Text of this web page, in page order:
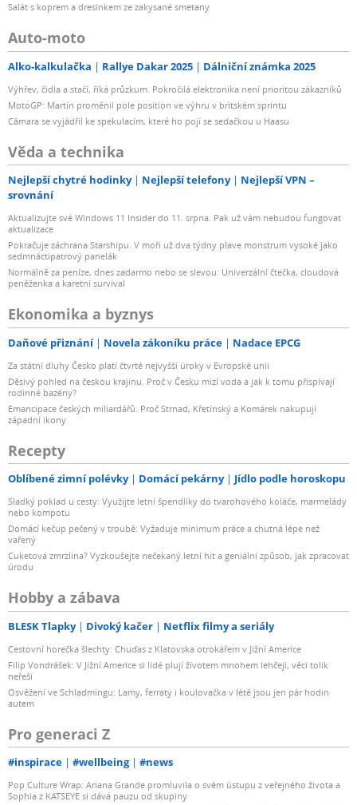
Salát s koprem a dresinkem ze zakysané smetany
Auto-moto
Alko-kalkulačka Rallye Dakar 2025 Dálniční známka 2025
Výhřev, čidla a stačí, říká průzkum. Pokročilá elektronika není prioritou zákazníků
MotoGP: Martin proměnil pole position ve výhru v britském sprintu
Câmara se vyjádřil ke spekulacím, které ho pojí se sedačkou u Haasu
Věda a technika
Nejlepší chytré hodinky Nejlepší telefony
Nejlepší VPN –
srovnání
Aktualizujte své Windows 11 Insider do 11. srpna. Pak už vám nebudou fungovat
aktualizace
Pokračuje záchrana Starshipu. V moři už dva týdny plave monstrum vysoké jako
sedmnáctipatrový panelák
Normálně za peníze, dnes zadarmo nebo se slevou: Univerzální čtečka, cloudová
peněženka a karetní survival
Ekonomika a byznys
Daňové přiznání Novela zákoníku práce Nadace EPCG
Za státní dluhy Česko platí čtvrté nejvyšší úroky v Evropské unii
Děsivý pohled na českou krajinu. Proč v Česku mizí voda a jak k tomu přispívají
rodinné bazény?
Emancipace českých miliardářů. Proč Strnad, Křetínský a Komárek nakupují
západní ikony
Recepty
Oblíbené zimní polévky Domácí pekárny Jídlo podle horoskopu
Sladký poklad u cesty: Využijte letní špendlíky do tvarohového koláče, marmelády
nebo kompotu
Domácí kečup pečený v troubě: Vyžaduje minimum práce a chutná lépe než
vařený
Cuketová zmrzlina? Vyzkoušejte nečekaný letní hit a geniální způsob, jak zpracovat
úrodu
Hobby a zábava
BLESK Tlapky Divoký kačer Netflix filmy a seriály
Cestovní horečka šlechty: Chuďas z Klatovska otrokářem v Jižní Americe
Filip Vondrášek: V Jižní Americe si lidé plují životem mnohem lehčeji, věci tolik
neřeší
Osvěžení ve Schladmingu: Lamy, ferraty i koulovačka v létě jsou jen pár hodin
autem
Pro generaci Z
#inspirace #wellbeing #news
Pop Culture Wrap: Ariana Grande promluvila o svém ústupu z veřejného života a
Sophia z KATSEYE si dává pauzu od skupiny